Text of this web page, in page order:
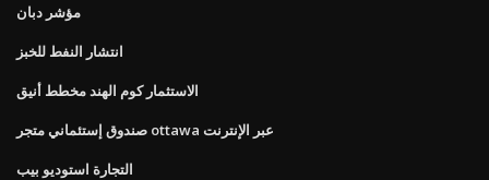
مؤشر دبان
انتشار النفط للخبز
الاستثمار كوم الهند مخطط أنيق
صندوق إستئماني متجر ottawa عبر الإنترنت
التجارة استوديو بيب